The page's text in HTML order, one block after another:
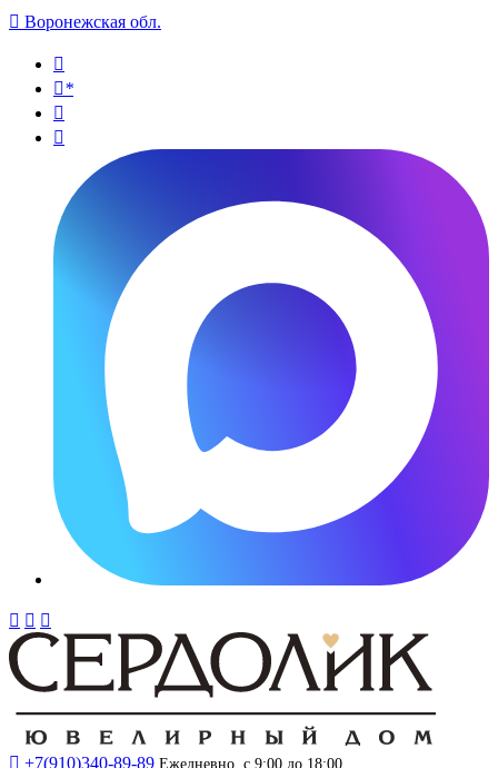
 Воронежская обл.

*


  
 +7(910)340-89-89 Ежедневно, с 9:00 до 18:00